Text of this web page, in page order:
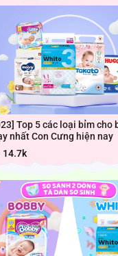
Top 5 các loại bỉm cho
nhất Con Cưng hiện nay
14.7k